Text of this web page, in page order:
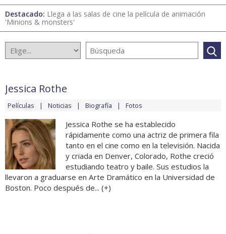
Destacado: Llega a las salas de cine la película de animación
'Minions & monsters'
Jessica Rothe
Películas Noticias Biografía Fotos
Jessica Rothe se ha establecido
rápidamente como una actriz de primera fila
tanto en el cine como en la televisión. Nacida
y criada en Denver, Colorado, Rothe creció
estudiando teatro y baile. Sus estudios la
llevaron a graduarse en Arte Dramático en la Universidad de
Boston. Poco después de... (+)